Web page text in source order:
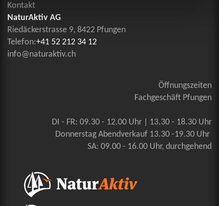
Kontakt
NaturAktiv AG
Riedäckerstrasse 9, 8422 Pfungen
Telefon:+41 52 212 34 12
info@naturaktiv.ch
Öffnungszeiten
Fachgeschäft Pfungen
DI - FR: 09.30 - 12.00 Uhr | 13.30 - 18.30 Uhr
Donnerstag Abendverkauf 13.30 -19.30 Uhr
SA: 09.00 - 16.00 Uhr, durchgehend